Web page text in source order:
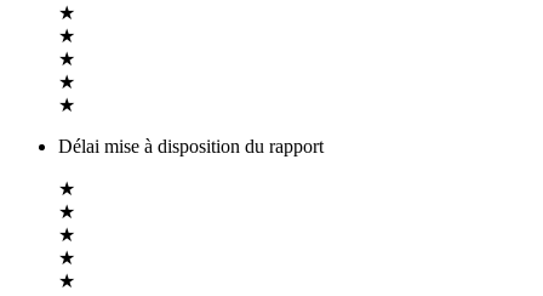
★
★
★
★
★
Délai mise à disposition du rapport
★
★
★
★
★